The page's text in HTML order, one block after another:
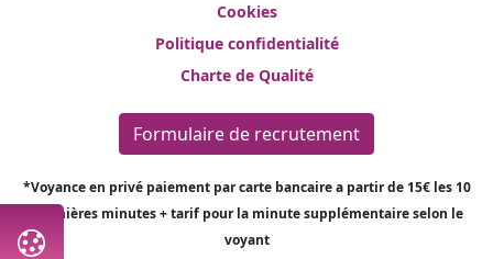
Cookies
Politique confidentialité
Charte de Qualité
Formulaire de recrutement
*Voyance en privé paiement par carte bancaire a partir de 15€ les 10
premières minutes + tarif pour la minute supplémentaire selon le
voyant